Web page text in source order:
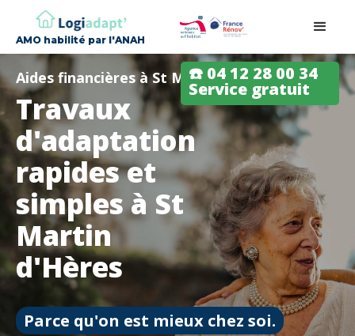
AMO habilité par l'ANAH
☎️ 04 12 28 00 34
Service gratuit
Aides financières à St Martin d'Hères
Travaux
d'adaptation
rapides et
simples à St
Martin
d'Hères
Parce qu'on est mieux chez soi.